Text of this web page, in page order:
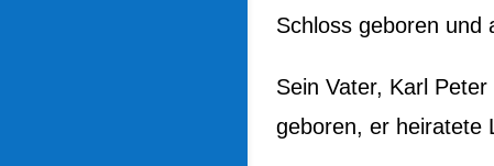
Schloss geboren und
Sein Vater, Karl
geboren, er heiratete